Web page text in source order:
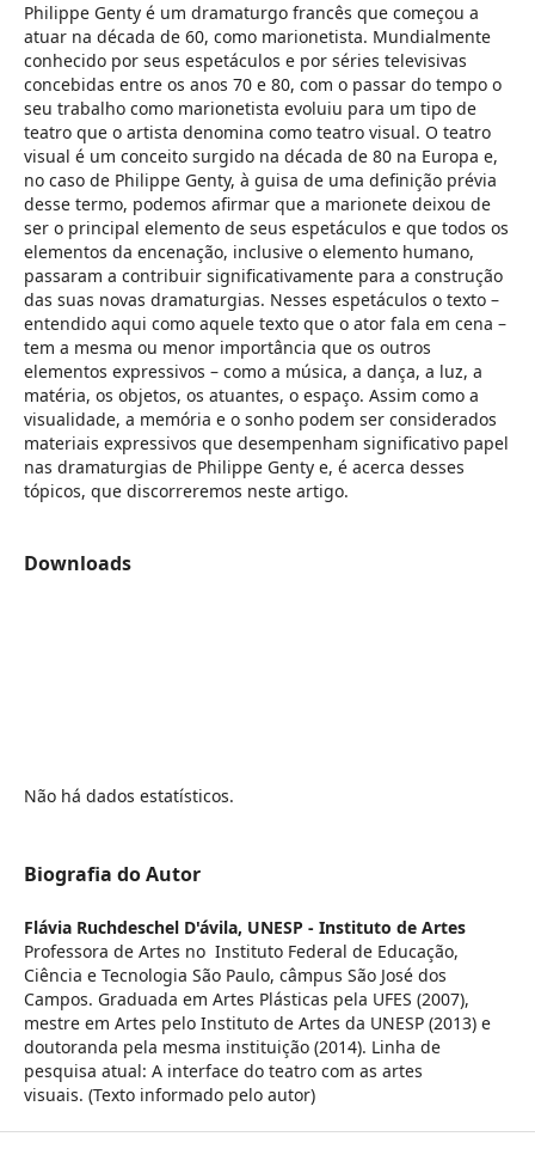
Philippe Genty é um dramaturgo francês que começou a
atuar na década de 60, como marionetista. Mundialmente
conhecido por seus espetáculos e por séries televisivas
concebidas entre os anos 70 e 80, com o passar do tempo o
seu trabalho como marionetista evoluiu para um tipo de
teatro que o artista denomina como teatro visual. O teatro
visual é um conceito surgido na década de 80 na Europa e,
no caso de Philippe Genty, à guisa de uma definição prévia
desse termo, podemos afirmar que a marionete deixou de
ser o principal elemento de seus espetáculos e que todos os
elementos da encenação, inclusive o elemento humano,
passaram a contribuir significativamente para a construção
das suas novas dramaturgias. Nesses espetáculos o texto –
entendido aqui como aquele texto que o ator fala em cena –
tem a mesma ou menor importância que os outros
elementos expressivos – como a música, a dança, a luz, a
matéria, os objetos, os atuantes, o espaço. Assim como a
visualidade, a memória e o sonho podem ser considerados
materiais expressivos que desempenham significativo papel
nas dramaturgias de Philippe Genty e, é acerca desses
tópicos, que discorreremos neste artigo.
Downloads
Não há dados estatísticos.
Biografia do Autor
Flávia Ruchdeschel D'ávila, UNESP - Instituto de Artes
Professora de Artes no Instituto Federal de Educação,
Ciência e Tecnologia São Paulo, câmpus São José dos
Campos. Graduada em Artes Plásticas pela UFES (2007),
mestre em Artes pelo Instituto de Artes da UNESP (2013) e
doutoranda pela mesma instituição (2014). Linha de
pesquisa atual: A interface do teatro com as artes
visuais. (Texto informado pelo autor)